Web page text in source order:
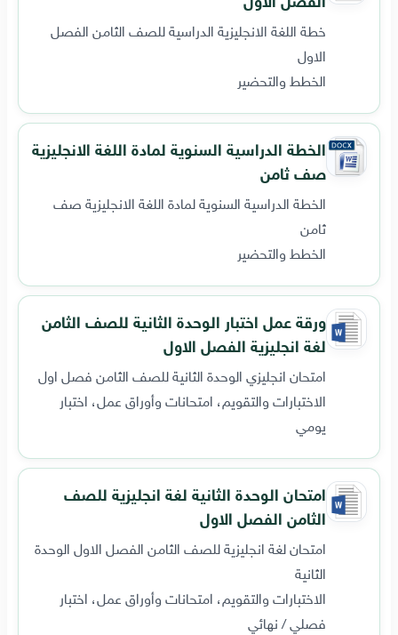
خطة اللغة الانجليزية الدراسية للصف الثامن الفصل
الاول
الخطط والتحضير
الخطة الدراسية السنوية لمادة اللغة الانجليزية
صف ثامن
الخطة الدراسية السنوية لمادة اللغة الانجليزية صف
ثامن
الخطط والتحضير
ورقة عمل اختبار الوحدة الثانية للصف الثامن
لغة انجليزية الفصل الاول
امتحان انجليزي الوحدة الثانية للصف الثامن فصل اول
الاختبارات والتقويم، امتحانات وأوراق عمل، اختبار
يومي
امتحان الوحدة الثانية لغة انجليزية للصف
الثامن الفصل الاول
امتحان لغة انجليزية للصف الثامن الفصل الاول الوحدة
الثانية
الاختبارات والتقويم، امتحانات وأوراق عمل، اختبار
فصلي / نهائي